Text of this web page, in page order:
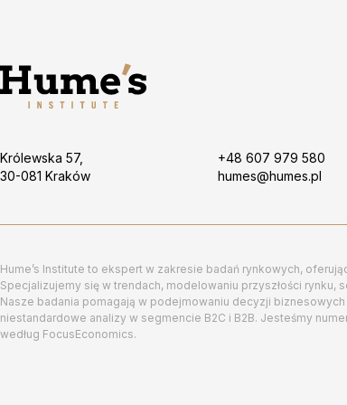
Królewska 57,
30-081 Kraków
+48 607 979 580
humes@humes.pl
Hume’s Institute to ekspert w zakresie badań rynkowych,
Specjalizujemy się w trendach, modelowaniu przyszłości
Nasze badania pomagają w podejmowaniu decyzji
niestandardowe analizy w segmencie B2C i B2B. Jesteśmy
według FocusEconomics.